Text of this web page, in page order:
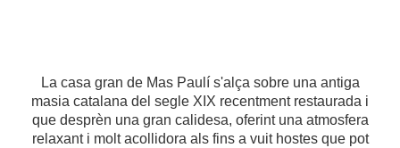
La casa gran de Mas Paulí s'alça sobre una antiga
masia catalana del segle XIX recentment restaurada i
que desprèn una gran calidesa, oferint una atmosfera
relaxant i molt acollidora als fins a vuit hostes que pot